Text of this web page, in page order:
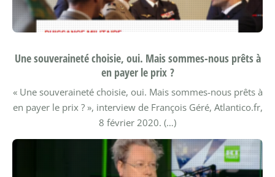
Une souveraineté choisie, oui. Mais sommes-nous prêts à
en payer le prix ?
« Une souveraineté choisie, oui. Mais sommes-nous prêts à
en payer le prix ? », interview de François Géré, Atlantico.fr,
8 février 2020. (…)